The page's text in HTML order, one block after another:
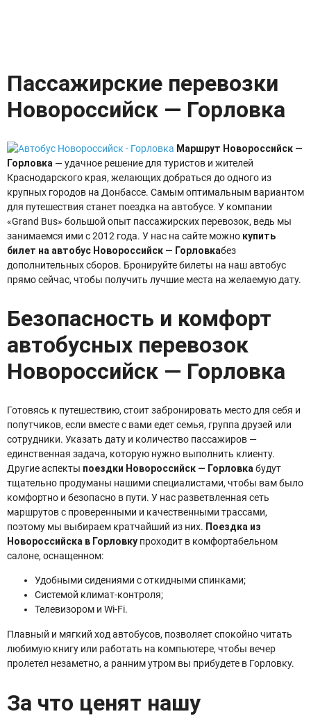
Пассажирские перевозки
Новороссийск — Горловка
Маршрут Новороссийск —
Горловка — удачное решение для туристов и жителей
Краснодарского края, желающих добраться до одного из
крупных городов на Донбассе. Самым оптимальным вариантом
для путешествия станет поездка на автобусе. У компании
«Grand Bus» большой опыт пассажирских перевозок, ведь мы
занимаемся ими с 2012 года. У нас на сайте можно купить
билет на автобус Новороссийск — Горловкабез
дополнительных сборов. Бронируйте билеты на наш автобус
прямо сейчас, чтобы получить лучшие места на желаемую дату.
Безопасность и комфорт
автобусных перевозок
Новороссийск — Горловка
Готовясь к путешествию, стоит забронировать место для себя и
попутчиков, если вместе с вами едет семья, группа друзей или
сотрудники. Указать дату и количество пассажиров —
единственная задача, которую нужно выполнить клиенту.
Другие аспекты поездки Новороссийск — Горловка будут
тщательно продуманы нашими специалистами, чтобы вам было
комфортно и безопасно в пути. У нас разветвленная сеть
маршрутов с проверенными и качественными трассами,
поэтому мы выбираем кратчайший из них. Поездка из
Новороссийска в Горловку проходит в комфортабельном
салоне, оснащенном:
Удобными сидениями с откидными спинками;
Системой климат-контроля;
Телевизором и Wi-Fi.
Плавный и мягкий ход автобусов, позволяет спокойно читать
любимую книгу или работать на компьютере, чтобы вечер
пролетел незаметно, а ранним утром вы прибудете в Горловку.
За что ценят нашу